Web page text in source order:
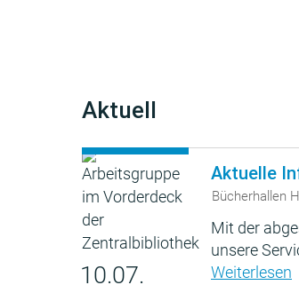
Aktuell
10.07.
Aktuelle
Bücherhallen
Mit der
unsere
Weiterlesen